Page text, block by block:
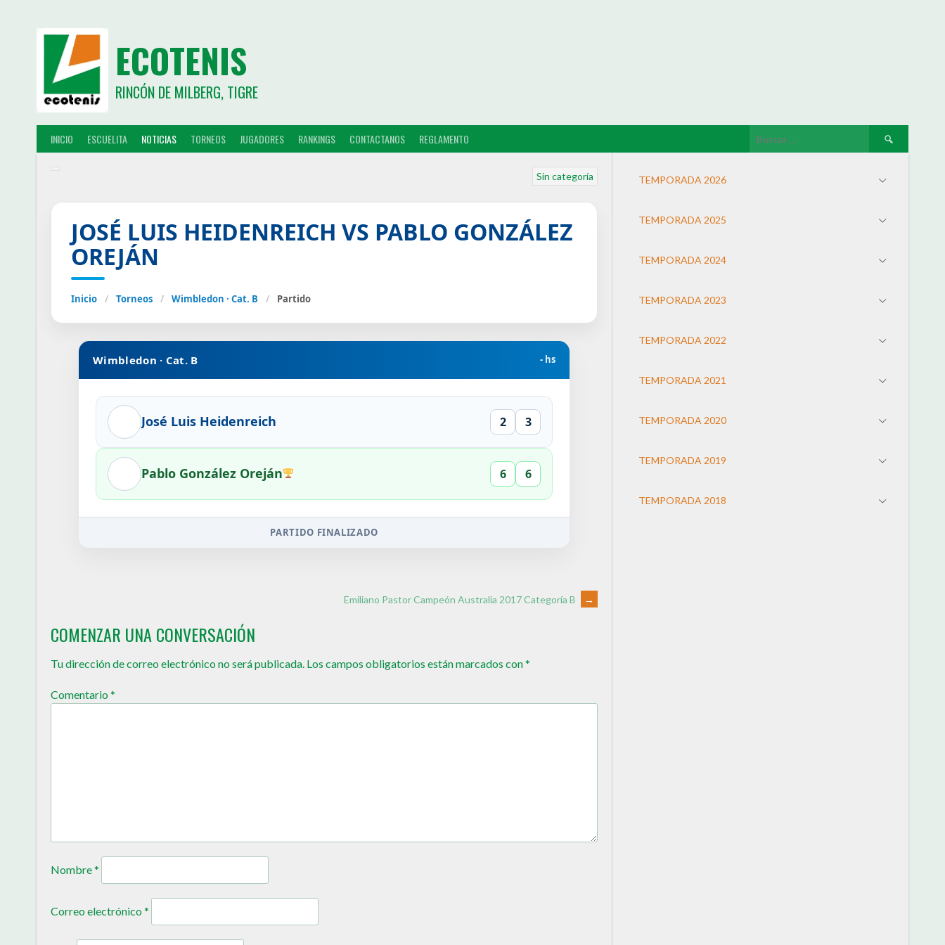
ECOTENIS
RINCÓN DE MILBERG, TIGRE
INICIO ESCUELITA NOTICIAS TORNEOS JUGADORES RANKINGS CONTACTANOS REGLAMENTO
Sin categoría
JOSÉ LUIS HEIDENREICH VS PABLO GONZÁLEZ
OREJÁN
Inicio / Torneos / Wimbledon · Cat. B / Partido
Wimbledon · Cat. B - hs
José Luis Heidenreich 2 3
Pablo González Oreján 6 6
PARTIDO FINALIZADO
Emiliano Pastor Campeón Australia 2017 Categoría B →
COMENZAR UNA CONVERSACIÓN
Tu dirección de correo electrónico no será publicada. Los campos obligatorios están marcados con*
Comentario*
Nombre*
Correo electrónico*
TEMPORADA 2026
TEMPORADA 2025
TEMPORADA 2024
TEMPORADA 2023
TEMPORADA 2022
TEMPORADA 2021
TEMPORADA 2020
TEMPORADA 2019
TEMPORADA 2018